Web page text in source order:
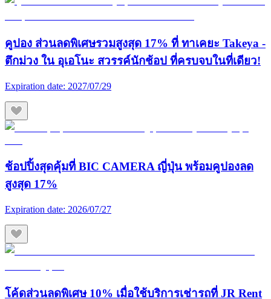
คูปอง ส่วนลดพิเศษรวมสูงสุด 17% ที่ ทาเคยะ Takeya -
ตึกม่วง ใน อุเอโนะ สวรรค์นักช้อป ที่ครบจบในที่เดียว!
Expiration date: 2027/07/29
ช้อปปิ้งสุดคุ้มที่ BIC CAMERA ญี่ปุ่น พร้อมคูปองลด
สูงสุด 17%
Expiration date: 2026/07/27
โค้ดส่วนลดพิเศษ 10% เมื่อใช้บริการเช่ารถที่ JR Rent